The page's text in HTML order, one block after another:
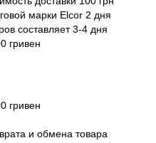
марки Elcor 2 дня
составляет 3-4 дня
гривен
гривен
и обмена товара